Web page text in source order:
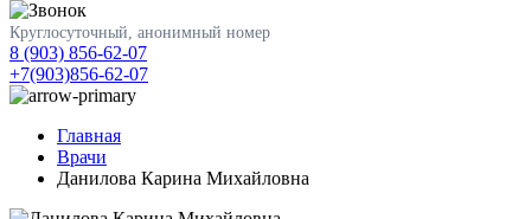
Круглосуточный, анонимный номер
8 (903) 856-62-07
+7(903)856-62-07
Главная
Врачи
Данилова Карина Михайловна